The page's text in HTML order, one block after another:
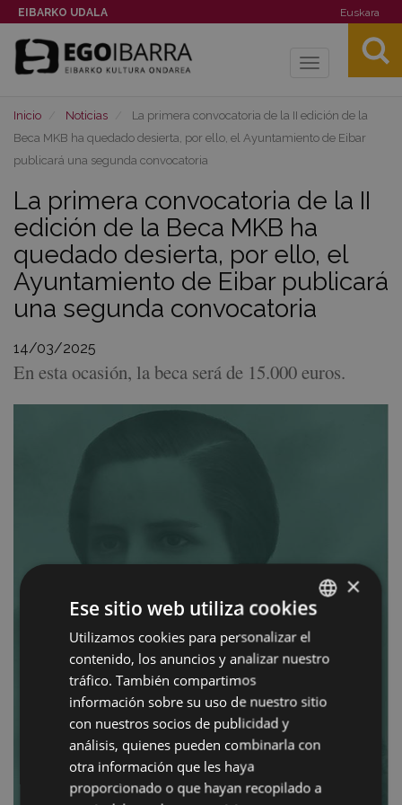
EIBARKO UDALA Euskara
Toggle
Inicio Noticias
La primera convocatoria de la II edición de la
Beca MKB ha quedado desierta, por ello, el Ayuntamiento de Eibar
publicará una segunda convocatoria
La primera convocatoria de la II
edición de la Beca MKB ha
quedado desierta, por ello, el
Ayuntamiento de Eibar publicará
una segunda convocatoria
14/03/2025
En esta ocasión, la beca será de 15.000 euros.
BASQUE
SPANISH
×
Ese sitio web utiliza cookies
Utilizamos cookies para personalizar el
contenido, los anuncios y analizar nuestro
tráfico. También compartimos
información sobre su uso de nuestro sitio
con nuestros socios de publicidad y
análisis, quienes pueden combinarla con
otra información que les haya
proporcionado o que hayan recopilado a